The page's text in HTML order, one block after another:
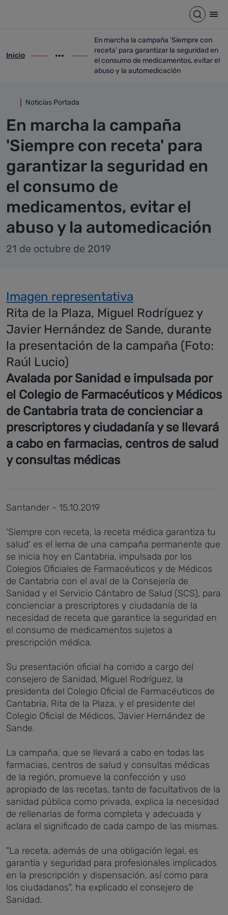
Abrir
ir-a inicio
Inicio
Mostrar opciones del camino de migas
ir-a En marcha la campaña 'Siempre
En marcha la campaña 'Siempre con
receta' para garantizar la seguridad en
el consumo de medicamentos, evitar el
abuso y la automedicación
Noticias Portada
En marcha la campaña
'Siempre con receta' para
garantizar la seguridad en
el consumo de
medicamentos, evitar el
abuso y la automedicación
21 de octubre de 2019
Imagen representativa
Rita de la Plaza, Miguel Rodríguez y
Javier Hernández de Sande, durante
la presentación de la campaña (Foto:
Raúl Lucio)
Avalada por Sanidad e impulsada por
el Colegio de Farmacéuticos y Médicos
de Cantabria trata de concienciar a
prescriptores y ciudadanía y se llevará
a cabo en farmacias, centros de salud
y consultas médicas
Santander - 15.10.2019
'Siempre con receta, la receta médica garantiza tu
salud' es el lema de una campaña permanente que
se inicia hoy en Cantabria, impulsada por los
Colegios Oficiales de Farmacéuticos y de Médicos
de Cantabria con el aval de la Consejería de
Sanidad y el Servicio Cántabro de Salud (SCS), para
concienciar a prescriptores y ciudadanía de la
necesidad de receta que garantice la seguridad en
el consumo de medicamentos sujetos a
prescripción médica.
Su presentación oficial ha corrido a cargo del
consejero de Sanidad, Miguel Rodríguez, la
presidenta del Colegio Oficial de Farmacéuticos de
Cantabria, Rita de la Plaza, y el presidente del
Colegio Oficial de Médicos, Javier Hernández de
Sande.
La campaña, que se llevará a cabo en todas las
farmacias, centros de salud y consultas médicas
de la región, promueve la confección y uso
apropiado de las recetas, tanto de facultativos de la
sanidad pública como privada, explica la necesidad
de rellenarlas de forma completa y adecuada y
aclara el significado de cada campo de las mismas.
"La receta, además de una obligación legal, es
garantía y seguridad para profesionales implicados
en la prescripción y dispensación, así como para
los ciudadanos", ha explicado el consejero de
Sanidad.